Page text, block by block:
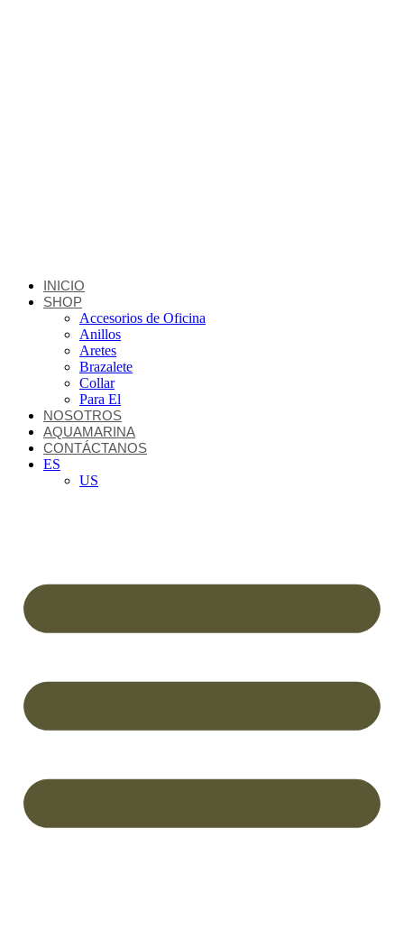
INICIO
SHOP
Accesorios de Oficina
Anillos
Aretes
Brazalete
Collar
Para El
NOSOTROS
AQUAMARINA
CONTÁCTANOS
ES
US